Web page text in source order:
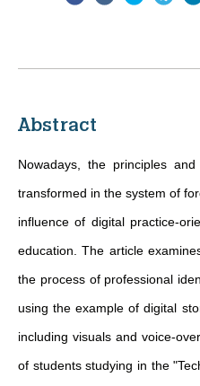
Abstract
Nowadays, the principles
transformed in the system of
influence of digital practice-
education. The article
the process of professional
using the example of digital
including visuals and voice-
of students studying in the